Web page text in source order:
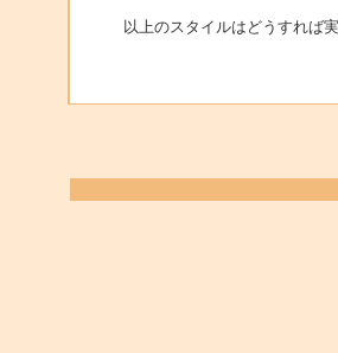
以上のスタイルはどうすれば